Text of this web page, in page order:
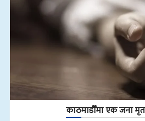
काठमाडौँमा एक जना